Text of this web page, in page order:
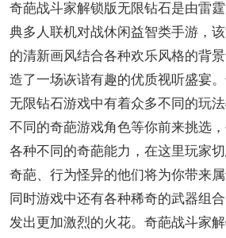
奇葩战斗家解锁版无限钻石是由雷
典多人联机对战休闲益智类手游，
的清新画风结合各种欢乐风格的背
造了一场诙谐有趣的优质视听盛宴
无限钻石游戏中有着众多不同的玩
不同的奇葩游戏角色等你前来挑选
各种不同的奇葩能力，在这里玩家
奇葩、行为怪异的他们将为你带来属
同时游戏中还有各种稀奇的武器组
发出更加激烈的火花。奇葩战斗家